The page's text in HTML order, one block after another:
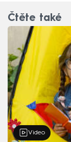
Čtěte také
Video